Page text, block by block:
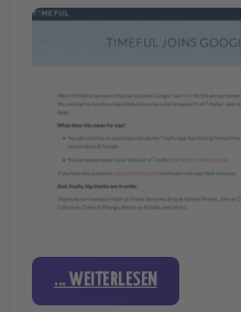
... WEITERLESEN